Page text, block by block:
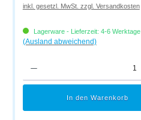
inkl. gesetzl. MwSt. zzgl. Versandkosten
Lagerware - Lieferzeit: 4-6 Werktage
(Ausland abweichend)
In den Warenkorb